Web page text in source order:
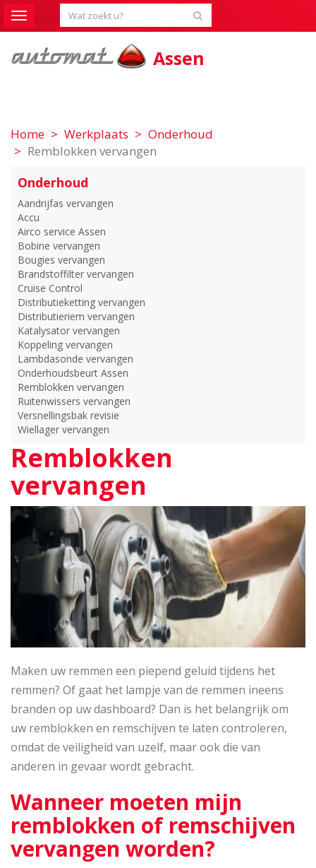
Toggle
navigation
Assen
Home Werkplaats
Onderhoud
Remblokken vervangen
Onderhoud
Aandrijfas vervangen
Accu
Airco service Assen
Bobine vervangen
Bougies vervangen
Brandstoffilter vervangen
Cruise Control
Distributieketting vervangen
Distributieriem vervangen
Katalysator vervangen
Koppeling vervangen
Lambdasonde vervangen
Onderhoudsbeurt Assen
Remblokken vervangen
Ruitenwissers vervangen
Versnellingsbak revisie
Wiellager vervangen
Remblokken
vervangen
Maken uw remmen een piepend geluid tijdens het
remmen? Of gaat het lampje van de remmen ineens
branden op uw dashboard? Dan is het belangrijk om
uw remblokken en remschijven te laten controleren,
omdat de veiligheid van uzelf, maar ook die van
anderen in gevaar wordt gebracht.
Wanneer moeten mijn
remblokken of remschijven
vervangen worden?